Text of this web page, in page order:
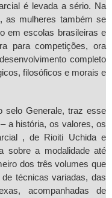
é levada a sério. Na
as mulheres também se
em escolas brasileiras e
para competições, ora
completo
filosóficos e morais e
selo Generale, traz esse
a história, os valores, os
, de Rioiti Uchida e
sobre a modalidade até
dos três volumes que
técnicas variadas, das
acompanhadas de